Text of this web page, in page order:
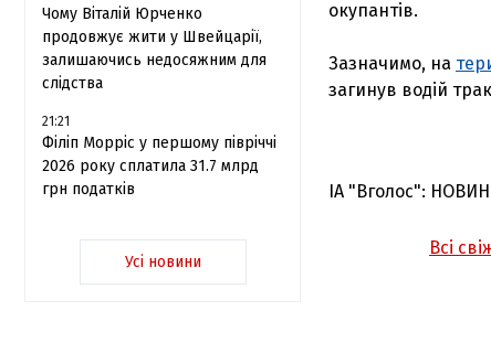
Чому Віталій Юрченко
продовжує жити у Швейцарії,
залишаючись недосяжним для
слідства
21:21
Філіп Морріс у першому півріччі
2026 року сплатила 31.7 млрд
грн податків
Усі новини
окупантів.
Зазначимо, на
загинув водій
ІА "Вголос":
Всі